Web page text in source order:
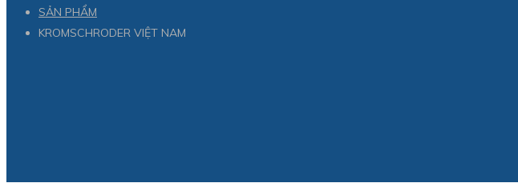
SẢN PHẨM
KROMSCHRODER VIỆT NAM